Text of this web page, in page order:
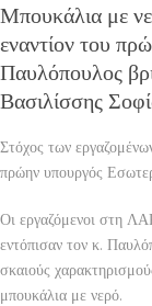
Μπουκάλια με
εναντίον του
Παυλόπουλος
Βασιλίσσης
Στόχος των
πρώην υπουργός
Οι εργαζόμενοι στη
εντόπισαν τον κ.
σκαιούς
μπουκάλια με νερό.